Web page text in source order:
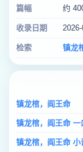
篇幅 约
收录日期
检索 镇龙
镇龙棺，阎王命
镇龙棺，阎王命 一
镇龙棺，阎王命 小